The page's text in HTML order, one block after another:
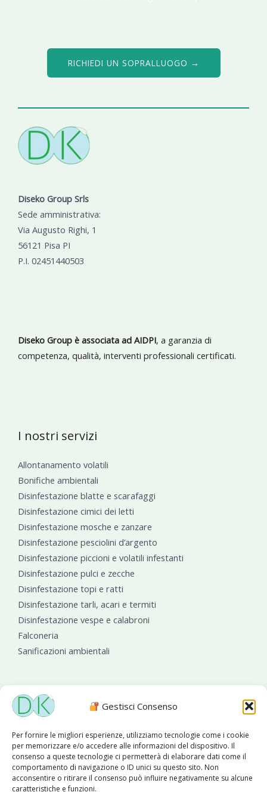
Gestisci Consenso
Per fornire le migliori esperienze, utilizziamo tecnologie come i cookie
per memorizzare e/o accedere alle informazioni del dispositivo. Il
consenso a queste tecnologie ci permetterà di elaborare dati come il
comportamento di navigazione o ID unici su questo sito. Non
acconsentire o ritirare il consenso può influire negativamente su alcune
caratteristiche e funzioni.
RICHIEDI UN SOPRALLUOGO →
Diseko Group Srls
Sede amministrativa:
Via Augusto Righi, 1
56121 Pisa PI
P.I. 02451440503
Diseko Group è associata ad AIDPI, a garanzia di
competenza, qualità, interventi professionali certificati.
I nostri servizi
Allontanamento volatili
Bonifiche ambientali
Disinfestazione blatte e scarafaggi
Disinfestazione cimici dei letti
Disinfestazione mosche e zanzare
Disinfestazione pesciolini d’argento
Disinfestazione piccioni e volatili infestanti
Disinfestazione pulci e zecche
Disinfestazione topi e ratti
Disinfestazione tarli, acari e termiti
Disinfestazione vespe e calabroni
Falconeria
Sanificazioni ambientali
Diseko Group è sponsor del PISA S.C.